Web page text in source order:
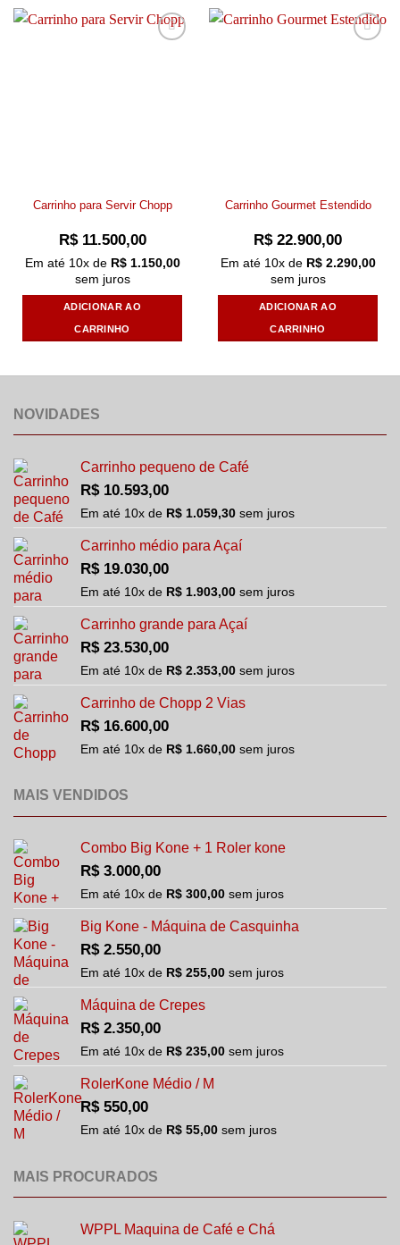
Carrinho para Servir Chopp
R$11.500,00
Em até 10x de R$1.150,00
sem juros
ADICIONAR AO
CARRINHO
Carrinho Gourmet Estendido
R$22.900,00
Em até 10x de R$2.290,00
sem juros
ADICIONAR AO
CARRINHO
NOVIDADES
Carrinho pequeno de Café
R$10.593,00
Em até 10x de R$ 1.059,30 sem juros
Carrinho médio para Açaí
R$19.030,00
Em até 10x de R$ 1.903,00 sem juros
Carrinho grande para Açaí
R$23.530,00
Em até 10x de R$ 2.353,00 sem juros
Carrinho de Chopp 2 Vias
R$16.600,00
Em até 10x de R$ 1.660,00 sem juros
MAIS VENDIDOS
Combo Big Kone + 1 Roler kone
R$3.000,00
Em até 10x de R$ 300,00 sem juros
Big Kone - Máquina de Casquinha
R$2.550,00
Em até 10x de R$ 255,00 sem juros
Máquina de Crepes
R$2.350,00
Em até 10x de R$ 235,00 sem juros
RolerKone Médio / M
R$550,00
Em até 10x de R$ 55,00 sem juros
MAIS PROCURADOS
WPPL Maquina de Café e Chá